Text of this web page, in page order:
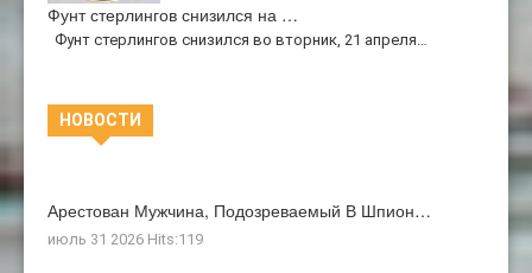
Фунт стерлингов снизился на …
Фунт стерлингов снизился во вторник, 21 апреля…
НОВОСТИ
Арестован Мужчина, Подозреваемый В Шпион…
июль 31 2026 Hits:119